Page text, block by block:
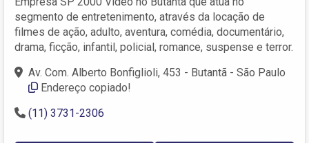
segmento de entretenimento, através da locação de
filmes de ação, adulto, aventura, comédia, documentário,
drama, ficção, infantil, policial, romance, suspense e terror.
Av. Com. Alberto Bonfiglioli, 453 - Butantã - São Paulo
Endereço copiado!
(11) 3731-2306